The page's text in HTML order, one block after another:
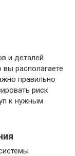
и деталей
располагаете
правильно
риск
к нужным